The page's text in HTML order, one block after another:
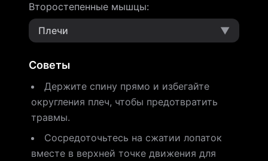
Второстепенные мышцы:
Плечи
▼
Советы
Держите спину прямо и избегайте
округления плеч, чтобы предотвратить
травмы.
Сосредоточьтесь на сжатии лопаток
вместе в верхней точке движения для